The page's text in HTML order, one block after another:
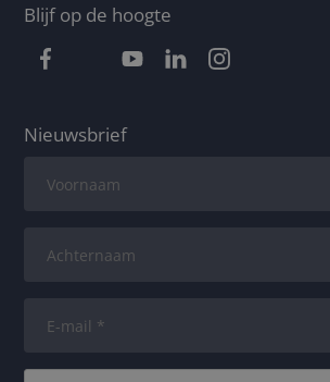
Blijf op de hoogte
Nieuwsbrief